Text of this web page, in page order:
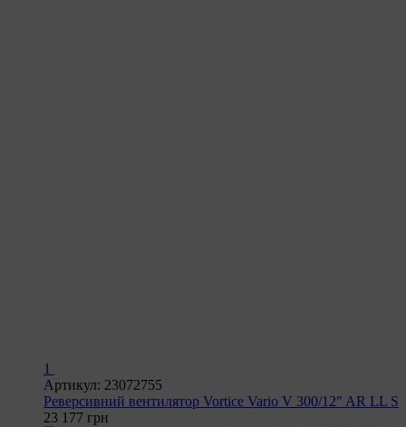
1
Артикул: 23072755
Реверсивний вентилятор Vortice Vario V 300/12" AR LL S
23 177 грн